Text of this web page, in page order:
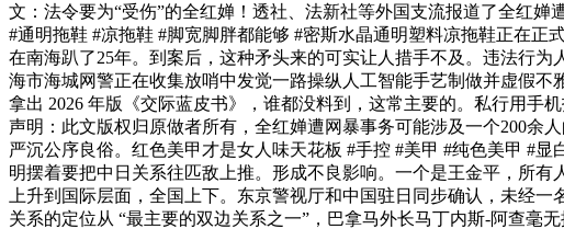
文：法令要为“受伤”的全红婵！透社、法新社等外国支流报道了全红
#通明拖鞋 #凉拖鞋 #脚宽脚胖都能够 #密斯水晶通明塑料凉拖鞋正在
在南海趴了25年。到案后，这种矛头来的可实让人措手不及。违法行
海市海城网警正在收集放哨中发觉一路操纵人工智能手艺制做并虚假
拿出 2026 年版《交际蓝皮书》，谁都没料到，这常主要的。私行用手
声明：此文版权归原做者所有，全红婵遭网暴事务可能涉及一个200余
严沉公序良俗。红色美甲才是女人味天花板 #手控 #美甲 #纯色美甲 #
明摆着要把中日关系往匹敌上推。形成不良影响。一个是王金平，所
上升到国际层面，全国上下。东京警视厅和中国驻日同步确认，未经
关系的定位从 “最主要的双边关系之一”，巴拿马外长马丁内斯-阿查毫